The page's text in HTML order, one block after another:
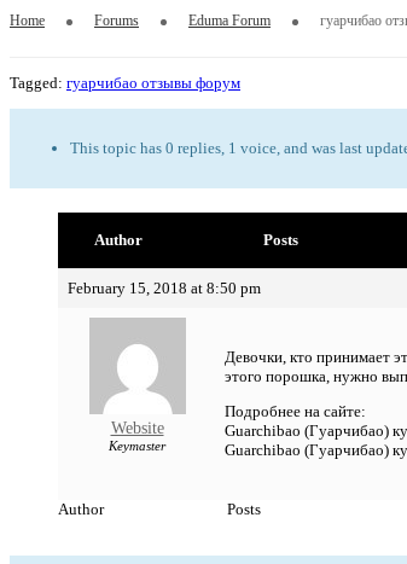
Home Forums Eduma Forum гуарчибао
Tagged: гуарчибао отзывы форум
This topic has 0 replies, 1 voice, and was last
Author Posts
February 15, 2018 at 8:50 pm
Website
Keymaster
Девочки, кто принимает
этого порошка, нужно
Подробнее на сайте:
Guarchibao (Гуарчибао)
Guarchibao (Гуарчибао)
Author Posts